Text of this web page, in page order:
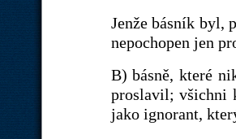
Jenže básník byl,
nepochopen jen
B) básně, které
proslavil; všichni
jako ignorant,